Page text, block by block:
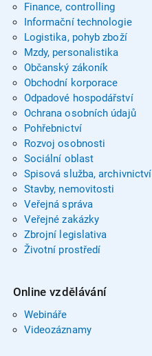
Finance, controlling
Informační technologie
Logistika, pohyb zboží
Mzdy, personalistika
Občanský zákoník
Obchodní korporace
Odpadové hospodářství
Ochrana osobních údajů
Pohřebnictví
Rozvoj osobnosti
Sociální oblast
Spisová služba, archivnictví
Stavby, nemovitosti
Veřejná správa
Veřejné zakázky
Zbrojní legislativa
Životní prostředí
Online vzdělávání
Webináře
Videozáznamy